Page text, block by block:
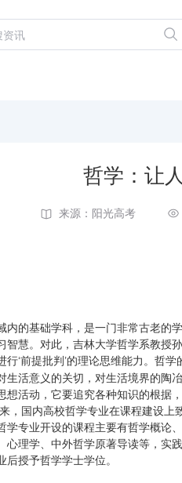
哲学：让
来源：阳光高考
内的基础学科，是一门非常古老的
智慧。对此，吉林大学哲学系教授
行‘前提批判’的理论思维能力。哲
生活意义的关切，对生活境界的陶
想活动，它要追究各种知识的根据
，国内高校哲学专业在课程建设上
学专业开设的课程主要有哲学概论
心理学、中外哲学原著导读等，实
授予哲学学士学位。